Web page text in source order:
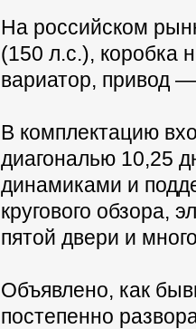
На российском
(150 л.с.), коробка
вариатор, привод
В комплектацию
диагональю 10,25
динамиками и
кругового обзора,
пятой двери и
Объявлено, как
постепенно